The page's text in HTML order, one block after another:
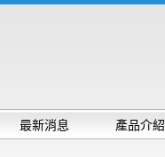
最新消息 產品介紹